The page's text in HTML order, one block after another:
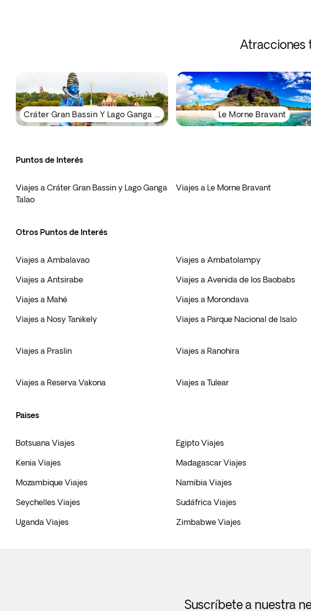
Atracciones
Cráter Gran Bassin Y Lago Ganga Talao Le Morne Bravant
Puntos de Interés
Viajes a Cráter Gran Bassin y Lago Ganga
Talao
Viajes a Le Morne Bravant
Otros Puntos de Interés
Viajes a Ambalavao Viajes a Ambatolampy
Viajes a Antsirabe Viajes a Avenida de los Baobabs
Viajes a Mahé Viajes a Morondava
Viajes a Nosy Tanikely Viajes a Parque Nacional de Isalo
Viajes a Praslin Viajes a Ranohira
Viajes a Reserva Vakona Viajes a Tulear
Paises
Botsuana Viajes Egipto Viajes
Kenia Viajes Madagascar Viajes
Mozambique Viajes Namibia Viajes
Seychelles Viajes Sudáfrica Viajes
Uganda Viajes Zimbabwe Viajes
Suscríbete a nuestra